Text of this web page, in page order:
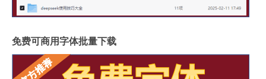
免费可商用字体批量下载